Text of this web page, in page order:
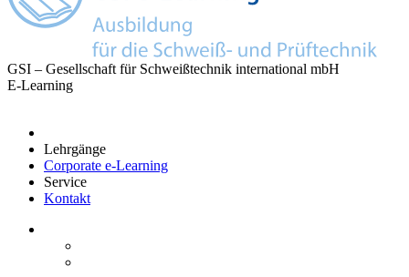
GSI – Gesellschaft für Schweißtechnik international mbH
E-Learning
Lehrgänge
Corporate e-Learning
Service
Kontakt